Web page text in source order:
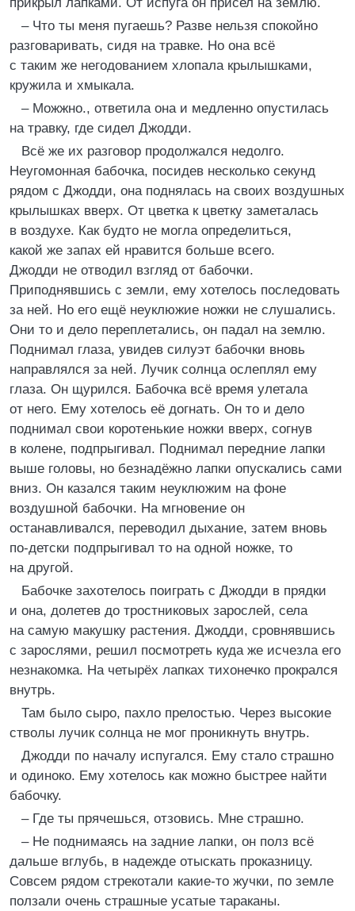
– Что ты меня пугаешь? Разве нельзя спокойно
разговаривать, сидя на травке. Но она всё
с таким же негодованием хлопала крылышками,
кружила и хмыкала.
– Можжно., ответила она и медленно опустилась
на травку, где сидел Джодди.
Всё же их разговор продолжался недолго.
Неугомонная бабочка, посидев несколько секунд
рядом с Джодди, она поднялась на своих воздушных
крылышках вверх. От цветка к цветку заметалась
в воздухе. Как будто не могла определиться,
какой же запах ей нравится больше всего.
Джодди не отводил взгляд от бабочки.
Приподнявшись с земли, ему хотелось последовать
за ней. Но его ещё неуклюжие ножки не слушались.
Они то и дело переплетались, он падал на землю.
Поднимал глаза, увидев силуэт бабочки вновь
направлялся за ней. Лучик солнца ослеплял ему
глаза. Он щурился. Бабочка всё время улетала
от него. Ему хотелось её догнать. Он то и дело
поднимал свои коротенькие ножки вверх, согнув
в колене, подпрыгивал. Поднимал передние лапки
выше головы, но безнадёжно лапки опускались сами
вниз. Он казался таким неуклюжим на фоне
воздушной бабочки. На мгновение он
останавливался, переводил дыхание, затем вновь
по-детски подпрыгивал то на одной ножке, то
на другой.
Бабочке захотелось поиграть с Джодди в прядки
и она, долетев до тростниковых зарослей, села
на самую макушку растения. Джодди, сровнявшись
с зарослями, решил посмотреть куда же исчезла его
незнакомка. На четырёх лапках тихонечко прокрался
внутрь.
Там было сыро, пахло прелостью. Через высокие
стволы лучик солнца не мог проникнуть внутрь.
Джодди по началу испугался. Ему стало страшно
и одиноко. Ему хотелось как можно быстрее найти
бабочку.
– Где ты прячешься, отзовись. Мне страшно.
– Не поднимаясь на задние лапки, он полз всё
дальше вглубь, в надежде отыскать проказницу.
Совсем рядом стрекотали какие-то жучки, по земле
ползали очень страшные усатые тараканы.